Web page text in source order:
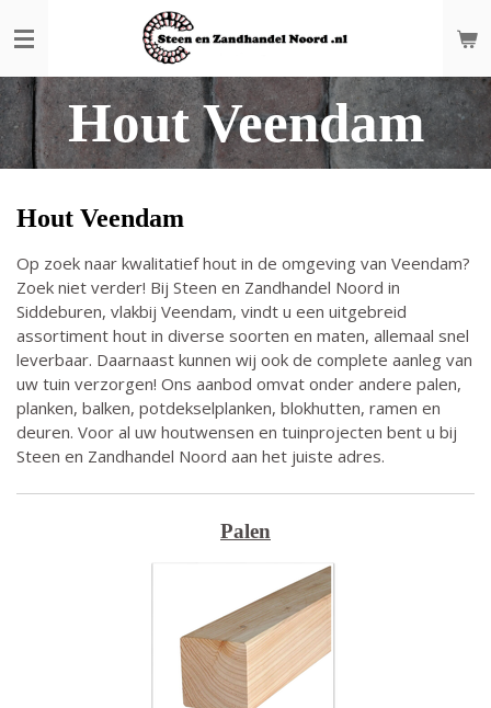
direct
de
hoofdinhoudHout Veendam
Hout Veendam
Op zoek naar kwalitatief hout in de omgeving van Veendam?
Zoek niet verder! Bij Steen en Zandhandel Noord in
Siddeburen, vlakbij Veendam, vindt u een uitgebreid
assortiment hout in diverse soorten en maten, allemaal snel
leverbaar. Daarnaast kunnen wij ook de complete aanleg van
uw tuin verzorgen! Ons aanbod omvat onder andere palen,
planken, balken, potdekselplanken, blokhutten, ramen en
deuren. Voor al uw houtwensen en tuinprojecten bent u bij
Steen en Zandhandel Noord aan het juiste adres.
Palen